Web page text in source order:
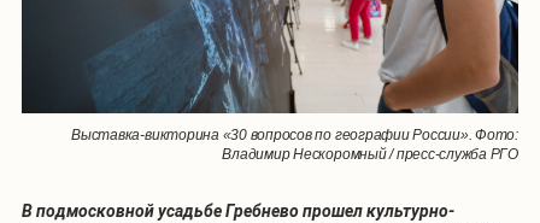
Выставка-викторина «30 вопросов по географии России». Фото:
Владимир Нескоромный / пресс-служба РГО
В подмосковной усадьбе Гребнево прошел культурно-